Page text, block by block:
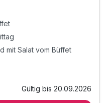
mit Salat vom Büffet
Gültig bis 20.09.2026